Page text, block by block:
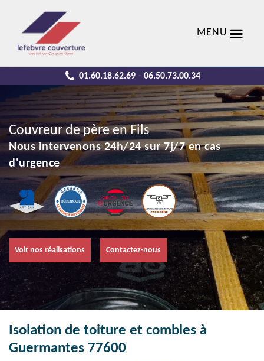
MENU
01.60.18.62.69 - 06.50.73.00.34
Couvreur de père en Fils
Nous intervenons 24h/24 sur 7j/7 en cas
d'urgence
Voir nos réalisations Contactez-nous
Isolation de toiture et combles à
Guermantes 77600